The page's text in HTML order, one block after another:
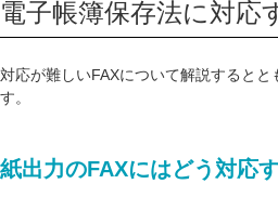
電子帳簿保存法に対応
対応が難しいFAXについて解説すると
す。
紙出力のFAXにはどう対応